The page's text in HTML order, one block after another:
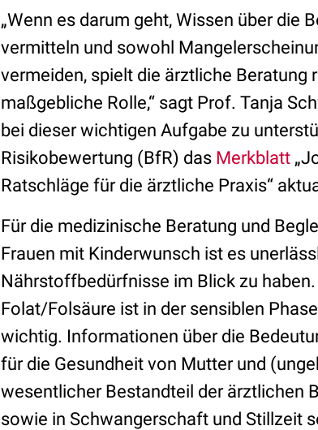
„Wenn es darum geht, Wissen über die
vermitteln und sowohl
vermeiden, spielt die ärztliche Beratung
maßgebliche Rolle,“ sagt Prof. Tanja
bei dieser wichtigen Aufgabe zu
Risikobewertung (BfR) das Merkblatt
Ratschläge für die ärztliche Praxis“
Für die medizinische Beratung und
Frauen mit Kinderwunsch ist es
Nährstoffbedürfnisse im Blick zu
Folat/Folsäure ist in der sensiblen
wichtig. Informationen über die
für die Gesundheit von Mutter und
wesentlicher Bestandteil der ärztlichen
sowie in Schwangerschaft und Stillzeit